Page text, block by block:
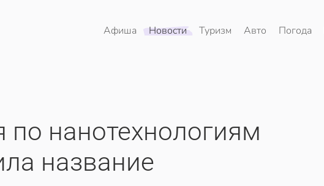
Афиша Новости Туризм Авто Погода
по нанотехнологиям
название